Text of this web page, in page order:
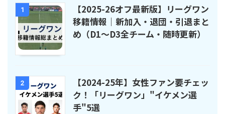
1
【2025-26オフ最新版】リーグワン
移籍情報｜新加入・退団・引退まと
め（D1〜D3全チーム・随時更新）
2
【2024-25年】女性ファン要チェッ
ク！「リーグワン」"イケメン選
手"5選